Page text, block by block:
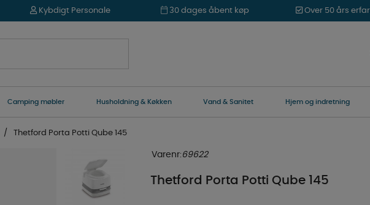
Kybdigt Personale 30 dages åbent køp Over 50 års
Camping møbler Husholdning & Køkken Vand & Sanitet Hjem og indretning
Thetford Porta Potti Qube 145
Varenr: 69622
Thetford Porta Potti Qube 145